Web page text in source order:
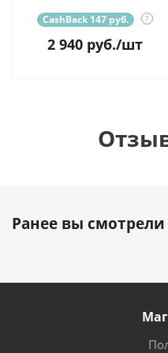
CashBack 147 руб. ?
2 940руб./шт
Ранее вы смотрели